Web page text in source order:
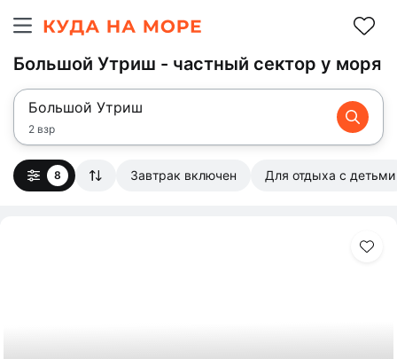
Большой Утриш - частный сектор у моря
Большой Утриш
2 взр
8 Завтрак включен Для отдыха с детьми